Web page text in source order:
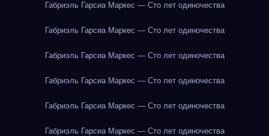
Габриэль Гарсиа Маркес — Сто лет одиночества
Габриэль Гарсиа Маркес — Сто лет одиночества
Габриэль Гарсиа Маркес — Сто лет одиночества
Габриэль Гарсиа Маркес — Сто лет одиночества
Габриэль Гарсиа Маркес — Сто лет одиночества
Габриэль Гарсиа Маркес — Сто лет одиночества